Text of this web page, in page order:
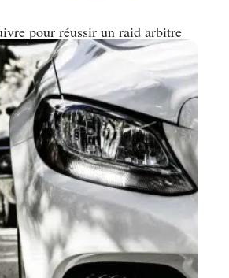
pour réussir un raid arbitre